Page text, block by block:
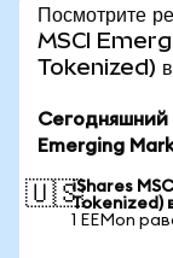
Посмотрите
MSCI
Tokenized) в
Сегодняшний
Emerging
🇺🇸iShares
1 EEMon